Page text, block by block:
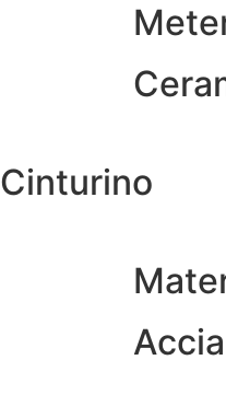
Cinturino